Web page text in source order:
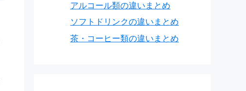
アルコール類の違いまとめ
ソフトドリンクの違いまとめ
茶・コーヒー類の違いまとめ